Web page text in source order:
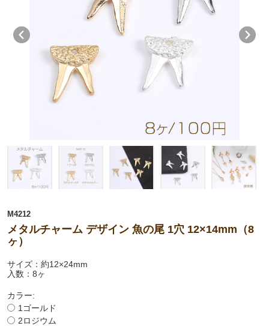
M4212
メタルチャーム デザイン 魚の尾 1穴 12×14mm（8
ヶ）
サイズ：約12×24mm
入数：8ヶ
カラー:
1ゴールド
2ロジウム